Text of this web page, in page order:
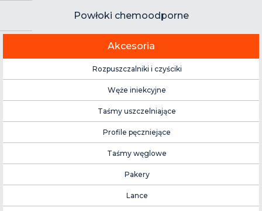
Powłoki chemoodporne
Akcesoria
Rozpuszczalniki i czyściki
Węże iniekcyjne
Taśmy uszczelniające
Profile pęczniejące
Taśmy węglowe
Pakery
Lance